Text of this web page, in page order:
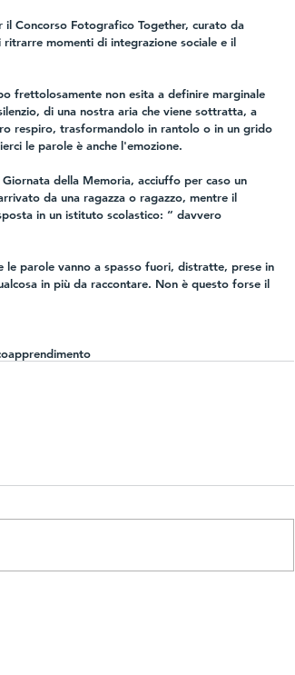
Concorso Fotografico Together, curato da
momenti di integrazione sociale e il
frettolosamente non esita a definire marginale
di una nostra aria che viene sottratta, a
respiro, trasformandolo in rantolo o in un grido
le parole è anche l'emozione.
della Memoria, acciuffo per caso un
da una ragazza o ragazzo, mentre il
in un istituto scolastico: “ davvero
le parole vanno a spasso fuori, distratte, prese in
in più da raccontare. Non è questo forse il
apprendimento